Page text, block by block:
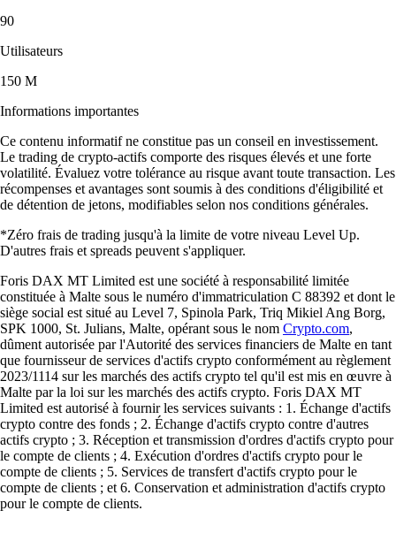
90
Utilisateurs
150 M
Informations importantes
Ce contenu informatif ne constitue pas un conseil en investissement.
Le trading de crypto-actifs comporte des risques élevés et une forte
volatilité. Évaluez votre tolérance au risque avant toute transaction. Les
récompenses et avantages sont soumis à des conditions d'éligibilité et
de détention de jetons, modifiables selon nos conditions générales.
*Zéro frais de trading jusqu'à la limite de votre niveau Level Up.
D'autres frais et spreads peuvent s'appliquer.
Foris DAX MT Limited est une société à responsabilité limitée
constituée à Malte sous le numéro d'immatriculation C 88392 et dont le
siège social est situé au Level 7, Spinola Park, Triq Mikiel Ang Borg,
SPK 1000, St. Julians, Malte, opérant sous le nom Crypto.com,
dûment autorisée par l'Autorité des services financiers de Malte en tant
que fournisseur de services d'actifs crypto conformément au règlement
2023/1114 sur les marchés des actifs crypto tel qu'il est mis en œuvre à
Malte par la loi sur les marchés des actifs crypto. Foris DAX MT
Limited est autorisé à fournir les services suivants : 1. Échange d'actifs
crypto contre des fonds ; 2. Échange d'actifs crypto contre d'autres
actifs crypto ; 3. Réception et transmission d'ordres d'actifs crypto pour
le compte de clients ; 4. Exécution d'ordres d'actifs crypto pour le
compte de clients ; 5. Services de transfert d'actifs crypto pour le
compte de clients ; et 6. Conservation et administration d'actifs crypto
pour le compte de clients.